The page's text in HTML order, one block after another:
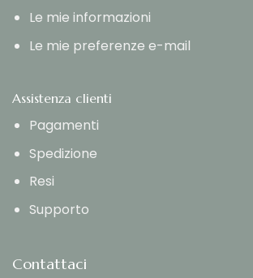
Le mie informazioni
Le mie preferenze e-mail
Assistenza clienti
Pagamenti
Spedizione
Resi
Supporto
Contattaci